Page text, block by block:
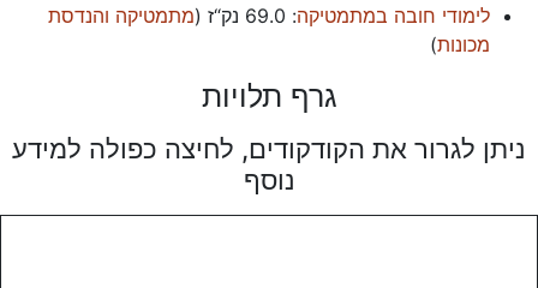
לימודי חובה במתמטיקה: 69.0 נק“ז (מתמטיקה והנדסת
מכונות)
גרף תלויות
ניתן לגרור את הקודקודים, לחיצה כפולה למידע
נוסף